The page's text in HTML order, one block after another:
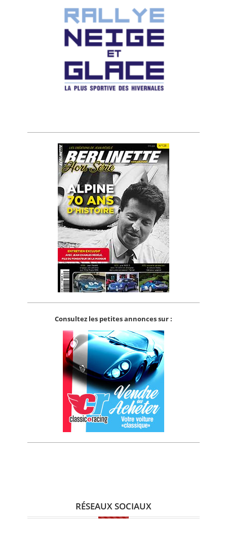
Consultez les petites annonces sur :
RÉSEAUX SOCIAUX